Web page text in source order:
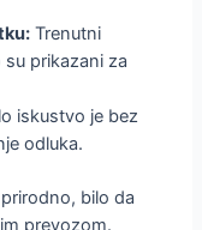
Trenutni
prikazani za
iskustvo je bez
odluka.
bilo da
prevozom.